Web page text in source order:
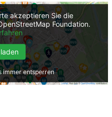
akzeptieren Sie die
Foundation.
immer entsperren